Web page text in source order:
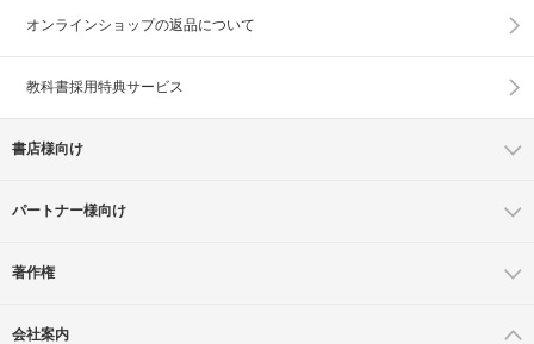
オンラインショップの返品について
教科書採用特典サービス
書店様向け
パートナー様向け
著作権
会社案内